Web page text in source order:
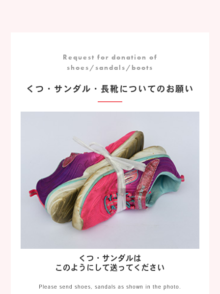
Request for donation of
shoes/sandals/boots
くつ・サンダル・長靴についてのお願い
くつ・サンダルは
このようにして送ってください
Please send shoes, sandals as shown in the photo.